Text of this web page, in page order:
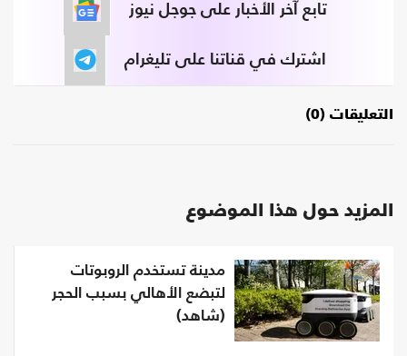
تابع آخر الأخبار على جوجل نيوز
اشترك في قناتنا على تليغرام
التعليقات (0)
المزيد حول هذا الموضوع
مدينة تستخدم الروبوتات
لتبضع الأهالي بسبب الحجر
(شاهد)